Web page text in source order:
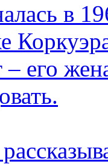
в
– его